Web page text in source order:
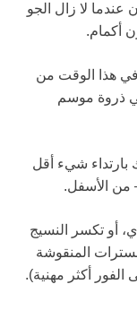
عندما لا زال الجو
أكمام.
في هذا الوقت من
في ذروة موسم
بارتداء شيء أقل
– من الأسفل.
أو تكسر النسيج
المنقوشة
أكثر مهنية).